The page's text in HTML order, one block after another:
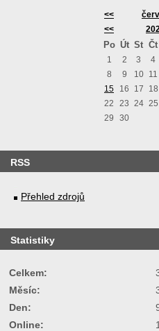
<<
<<
Po Út St Čt
1 2 3 4
8
9 10 11
15
16 17 18
22
23 24 25
29
30
RSS
Přehled zdrojů
Statistiky
Online:
Celkem:
Měsíc:
Den: